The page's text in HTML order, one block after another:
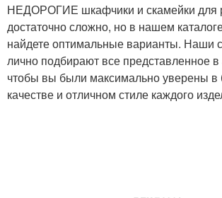
НЕДОРОГИЕ шкафчики и скамейки для
достаточно сложно, но в нашем
найдете оптимальные варианты. Наши
лично подбирают все представленное в
чтобы вы были максимально уверены в
качестве и отличном стиле каждого